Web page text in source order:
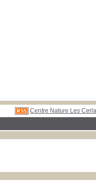
Centre Nature Les